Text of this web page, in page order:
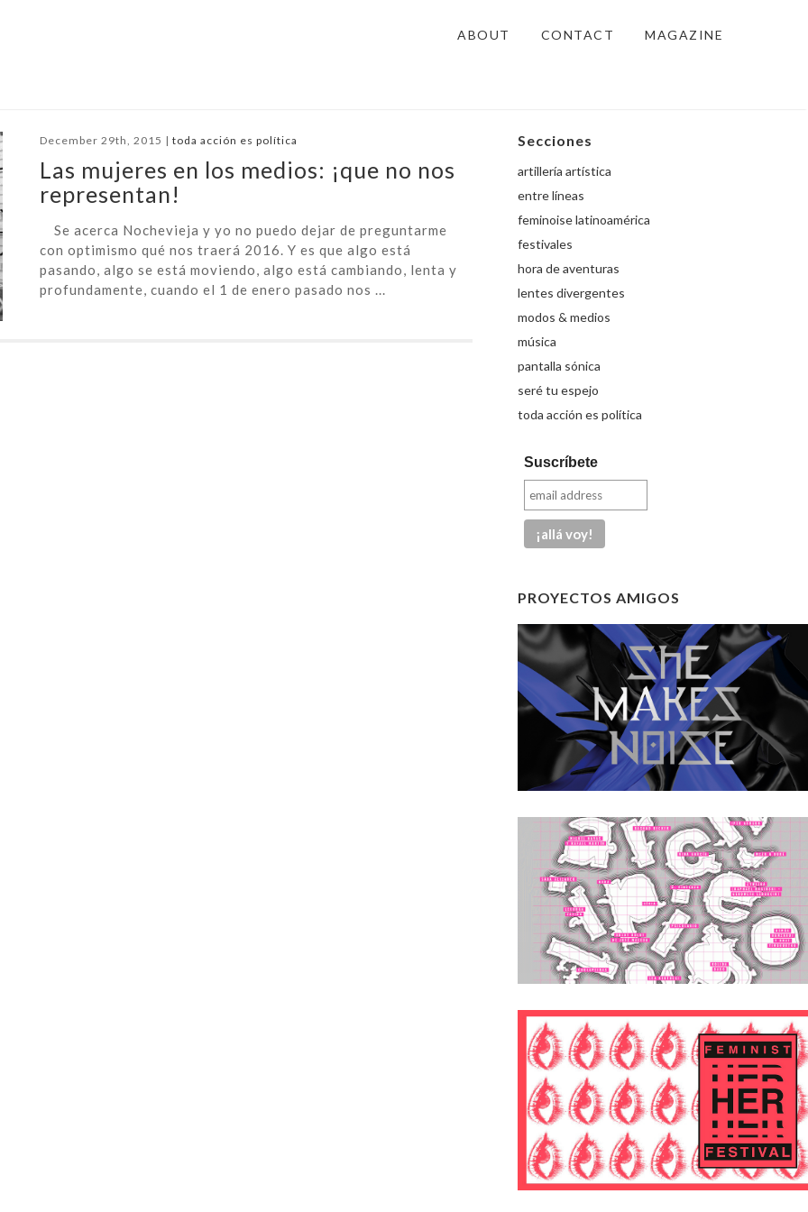
ABOUT CONTACT MAGAZINE
December 29th, 2015 | toda acción es política
Las mujeres en los medios: ¡que no nos
representan!
Se acerca Nochevieja y yo no puedo dejar de preguntarme
con optimismo qué nos traerá 2016. Y es que algo está
pasando, algo se está moviendo, algo está cambiando, lenta y
profundamente, cuando el 1 de enero pasado nos ...
Secciones
artillería artística
entre líneas
feminoise latinoamérica
festivales
hora de aventuras
lentes divergentes
modos & medios
música
pantalla sónica
seré tu espejo
toda acción es política
Suscríbete
PROYECTOS AMIGOS